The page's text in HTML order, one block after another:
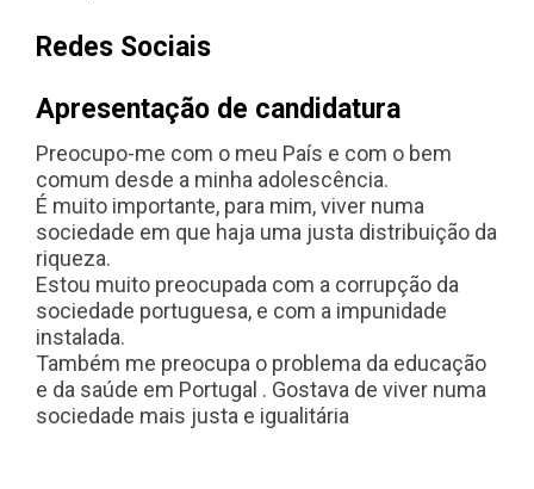
Redes Sociais
Apresentação de candidatura
Preocupo-me com o meu País e com o bem
comum desde a minha adolescência.
É muito importante, para mim, viver numa
sociedade em que haja uma justa distribuição da
riqueza.
Estou muito preocupada com a corrupção da
sociedade portuguesa, e com a impunidade
instalada.
Também me preocupa o problema da educação
e da saúde em Portugal . Gostava de viver numa
sociedade mais justa e igualitária